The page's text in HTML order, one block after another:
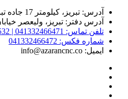
آدرس: تبریز، کیلومتر 17 جاده تبریز – صوفیان، شهرک سرمایه گذاری خارجی، خیابان آسیای 2، خیابان اوپک، شرکت امین پژوه آذران
آدرس دفتر: تبریز، ولیعصر خیابان
تلفن تماس: 041332466471 | 09142212532
شماره فکس: 041332466472
ایمیل: info@azarancnc.co